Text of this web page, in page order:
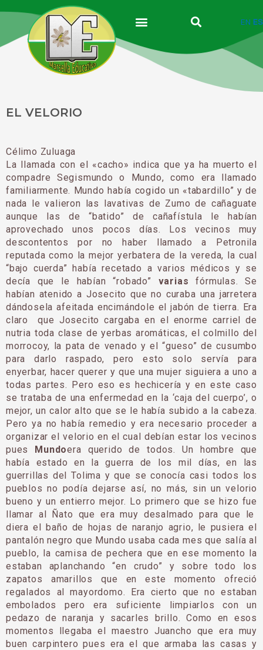
contenido
EN ES
EL VELORIO
Célimo Zuluaga
La llamada con el «cacho» indica que ya ha muerto el
compadre Segismun­do o Mundo, como era llamado
familiarmente. Mundo había cogido un «tabardillo” y de
nada le valieron las lavativas de Zumo de cañaguate
aunque las de “batido” de cañafístula le habían
aprovechado unos pocos días. Los vecinos muy
descontentos por no haber llamado a Petronila
reputada como la mejor yerbatera de la vereda, la cual
“bajo cuerda” había recetado a varios médicos y se
decía que le habían “robado” varias fórmulas. Se
habían atenido a Josecito que no curaba una jarretera
dándosela afeitada encimándole el jabón de tierra. Era
claro que Josecito car­gaba en el enorme carriel de
nutria toda clase de yerbas aromáticas, el colmillo del
morrocoy, la pata de venado y el “gueso” de cu­sumbo
para darlo raspado, pero esto solo servía para
enyerbar, hacer querer y que una mujer siguiera a uno a
todas partes. Pero eso es hechicería y en este caso
se trataba de una enfermedad en la ‘caja del cuerpo’, o
mejor, un calor alto que se le había subido a la cabeza.
Pero ya no había remedio y era necesario proce­der a
organizar el velorio en el cual debían estar los vecinos
pues Mundoera querido de todos. Un hombre que
había estado en la guerra de los mil días, en las
guerrillas del Tolima y que se conocía casi todos los
pueblos no podía dejarse así, no más, sin un ve­lorio
bueno y un entierro mejor. Lo primero que se hizo fue
llamar al Ñato que era muy desalmado para que le
diera el baño de hojas de naranjo agrio, le pusiera el
pantalón negro que Mundo usaba cada mes que salía al
pueblo, la camisa de pechera que en ese momento la
estaban aplanchando “en crudo” y sobre to­do los
zapatos amarillos que en este momento ofreció
regalados al mayordomo. Era cierto que no estaban
em­bolados pero era suficiente limpiarlos con un
pedazo de naranja y sacarles brillo. Como en esos
momentos llegaba el maestro Juancho que era muy
buen carpin­tero pues era el que armaba las casas y